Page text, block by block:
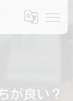
が良い？